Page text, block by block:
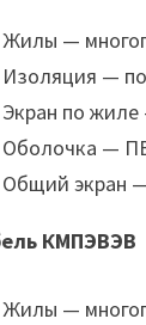
Жилы —
Изоляция —
Экран по
Оболочка —
Общий экран
КМПЭВЭВ
Жилы —